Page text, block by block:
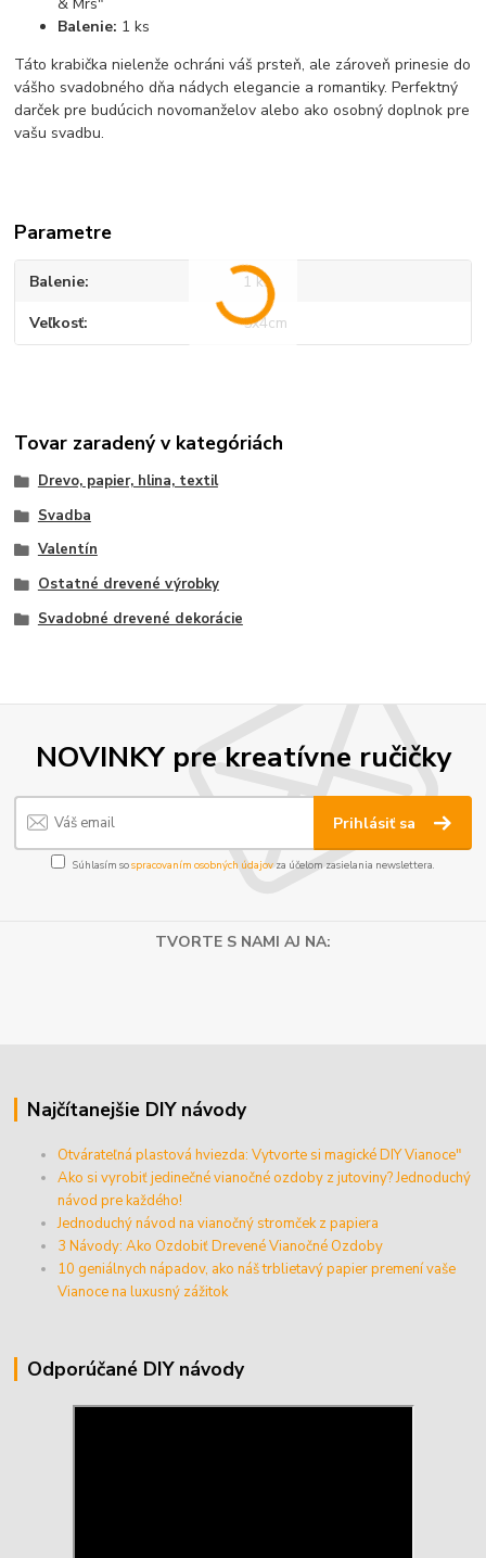
Balenie: 1 ks
Táto krabička nielenže ochráni váš prsteň, ale zároveň prinesie do
vášho svadobného dňa nádych elegancie a romantiky. Perfektný
darček pre budúcich novomanželov alebo ako osobný doplnok pre
vašu svadbu.
Parametre
Balenie 1 ks
Veľkosť 5x4cm
Tovar zaradený v kategóriách
Drevo, papier, hlina, textil
Svadba
Valentín
Ostatné drevené výrobky
Svadobné drevené dekorácie
NOVINKY pre kreatívne ručičky
Prihlásiť sa
Súhlasím sospracovaním osobných údajov za účelom zasielania newslettera.
TVORTE S NAMI AJ NA:
Najčítanejšie DIY návody
Otvárateľná plastová hviezda: Vytvorte si magické DIY Vianoce"
Ako si vyrobiť jedinečné vianočné ozdoby z jutoviny? Jednoduchý
návod pre každého!
Jednoduchý návod na vianočný stromček z papiera
3 Návody: Ako Ozdobiť Drevené Vianočné Ozdoby
10 geniálnych nápadov, ako náš trblietavý papier premení vaše
Vianoce na luxusný zážitok
Odporúčané DIY návody